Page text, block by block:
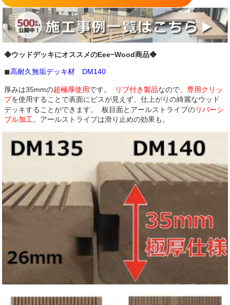
◆ウッドデッキにオススメのEee−Wood商品◆
◼︎高耐久無垢デッキ材 DM140
厚みは35mmの超極厚使用です。 リブ付き製品なので、 専用クリッ
プを使用することで表面にビスが見えず、仕上がりの綺麗なウッド
デッキすることができます。 板目面とアールストライプのリバーシ
ブル加工。アールストライプは滑り止めの効果も。